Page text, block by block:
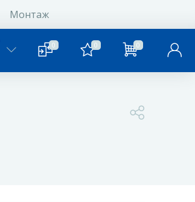
Монтаж
0 0 0